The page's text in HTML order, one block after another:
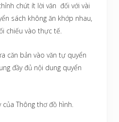
chút ít lời văn đối với vài
sách không ăn khớp nhau,
chiếu vào thực tế.
căn bản vào văn tự quyển
đầy đủ nội dung quyển
Thông thơ đồ hình.